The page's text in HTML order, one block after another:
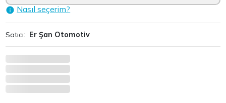
Nasıl seçerim?
Satıcı: Er Şan Otomotiv